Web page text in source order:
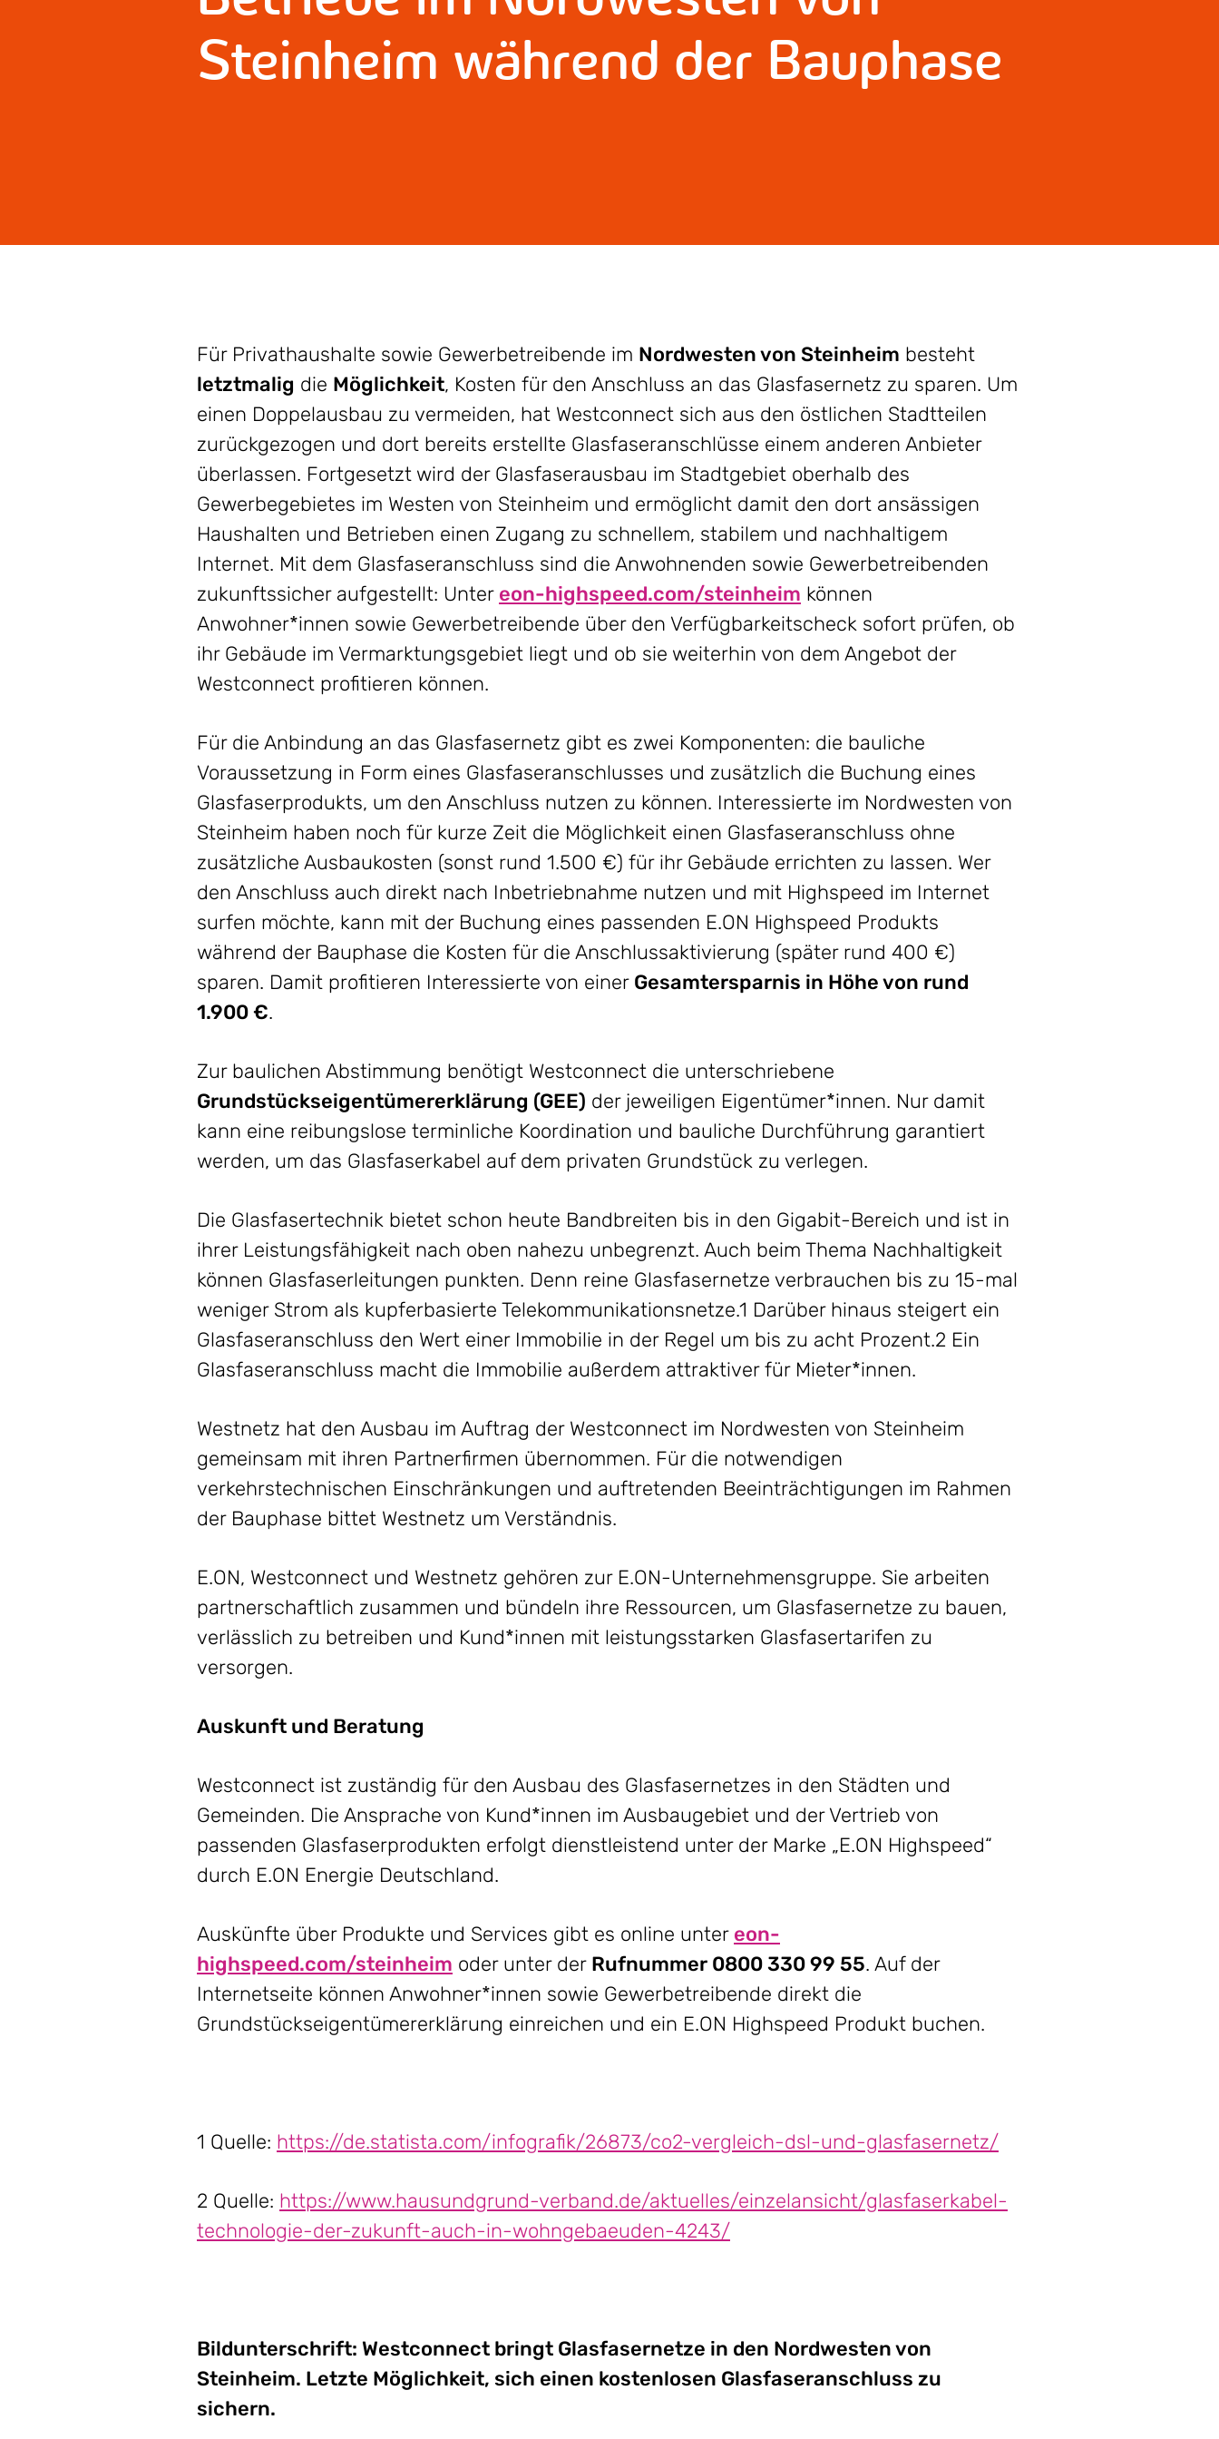
Steinheim während der Bauphase
Für Privathaushalte sowie Gewerbetreibende im Nordwesten von Steinheim besteht
letztmalig die Möglichkeit, Kosten für den Anschluss an das Glasfasernetz zu sparen. Um
einen Doppelausbau zu vermeiden, hat Westconnect sich aus den östlichen Stadtteilen
zurückgezogen und dort bereits erstellte Glasfaseranschlüsse einem anderen Anbieter
überlassen. Fortgesetzt wird der Glasfaserausbau im Stadtgebiet oberhalb des
Gewerbegebietes im Westen von Steinheim und ermöglicht damit den dort ansässigen
Haushalten und Betrieben einen Zugang zu schnellem, stabilem und nachhaltigem
Internet. Mit dem Glasfaseranschluss sind die Anwohnenden sowie Gewerbetreibenden
zukunftssicher aufgestellt: Unter eon-highspeed.com/steinheim können
Anwohner*innen sowie Gewerbetreibende über den Verfügbarkeitscheck sofort prüfen, ob
ihr Gebäude im Vermarktungsgebiet liegt und ob sie weiterhin von dem Angebot der
Westconnect profitieren können.
Für die Anbindung an das Glasfasernetz gibt es zwei Komponenten: die bauliche
Voraussetzung in Form eines Glasfaseranschlusses und zusätzlich die Buchung eines
Glasfaserprodukts, um den Anschluss nutzen zu können. Interessierte im Nordwesten von
Steinheim haben noch für kurze Zeit die Möglichkeit einen Glasfaseranschluss ohne
zusätzliche Ausbaukosten (sonst rund 1.500 €) für ihr Gebäude errichten zu lassen. Wer
den Anschluss auch direkt nach Inbetriebnahme nutzen und mit Highspeed im Internet
surfen möchte, kann mit der Buchung eines passenden E.ON Highspeed Produkts
während der Bauphase die Kosten für die Anschlussaktivierung (später rund 400 €)
sparen. Damit profitieren Interessierte von einer Gesamtersparnis in Höhe von rund
1.900 €.
Zur baulichen Abstimmung benötigt Westconnect die unterschriebene
Grundstückseigentümererklärung (GEE) der jeweiligen Eigentümer*innen. Nur damit
kann eine reibungslose terminliche Koordination und bauliche Durchführung garantiert
werden, um das Glasfaserkabel auf dem privaten Grundstück zu verlegen.
Die Glasfasertechnik bietet schon heute Bandbreiten bis in den Gigabit-Bereich und ist in
ihrer Leistungsfähigkeit nach oben nahezu unbegrenzt. Auch beim Thema Nachhaltigkeit
können Glasfaserleitungen punkten. Denn reine Glasfasernetze verbrauchen bis zu 15-mal
weniger Strom als kupferbasierte Telekommunikationsnetze.1 Darüber hinaus steigert ein
Glasfaseranschluss den Wert einer Immobilie in der Regel um bis zu acht Prozent.2 Ein
Glasfaseranschluss macht die Immobilie außerdem attraktiver für Mieter*innen.
Westnetz hat den Ausbau im Auftrag der Westconnect im Nordwesten von Steinheim
gemeinsam mit ihren Partnerfirmen übernommen. Für die notwendigen
verkehrstechnischen Einschränkungen und auftretenden Beeinträchtigungen im Rahmen
der Bauphase bittet Westnetz um Verständnis.
E.ON, Westconnect und Westnetz gehören zur E.ON-Unternehmensgruppe. Sie arbeiten
partnerschaftlich zusammen und bündeln ihre Ressourcen, um Glasfasernetze zu bauen,
verlässlich zu betreiben und Kund*innen mit leistungsstarken Glasfasertarifen zu
versorgen.
Auskunft und Beratung
Westconnect ist zuständig für den Ausbau des Glasfasernetzes in den Städten und
Gemeinden. Die Ansprache von Kund*innen im Ausbaugebiet und der Vertrieb von
passenden Glasfaserprodukten erfolgt dienstleistend unter der Marke „E.ON Highspeed“
durch E.ON Energie Deutschland.
Auskünfte über Produkte und Services gibt es online unter eon-
highspeed.com/steinheim oder unter der Rufnummer 0800 330 99 55. Auf der
Internetseite können Anwohner*innen sowie Gewerbetreibende direkt die
Grundstückseigentümererklärung einreichen und ein E.ON Highspeed Produkt buchen.
1 Quelle: https://de.statista.com/infografik/26873/co2-vergleich-dsl-und-glasfasernetz/
2 Quelle: https://www.hausundgrund-verband.de/aktuelles/einzelansicht/glasfaserkabel-
technologie-der-zukunft-auch-in-wohngebaeuden-4243/
Bildunterschrift: Westconnect bringt Glasfasernetze in den Nordwesten von
Steinheim. Letzte Möglichkeit, sich einen kostenlosen Glasfaseranschluss zu
sichern.